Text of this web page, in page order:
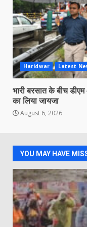
Haridwar Latest
भारी बरसात के बीच
का लिया जायजा
August 6, 2026
YOU MAY HAVE